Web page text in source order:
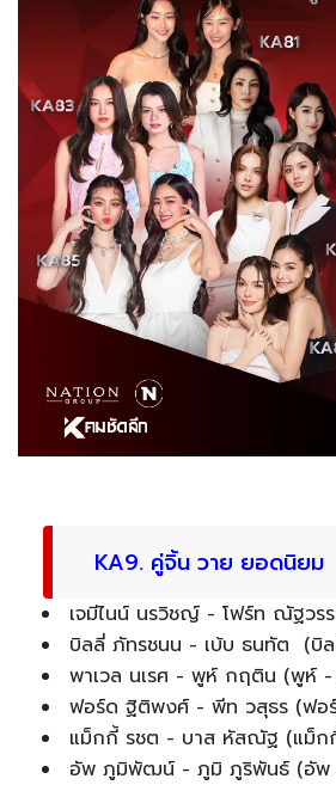
KA9. คู่จิ้น วาย ยอดนิยม
เจมีไนน์ นรวิชญ์ - โฟร์ท ณัฐวร
บิลลี่ ภัทรชนน - เบ้บ ธนทัต (บิ
พาเวล นเรศ - พูห์ กฤติน (พูห์ -
ฟอร์ด ฐิติพงศ์ - พีท วสุธร (ฟอ
แม็กกี้ รชต - บาส หัสณัฐ (แม็ก
อัพ ภูมิพัฒน์ - ภูมิ ภูริพันธ์ (อัพ